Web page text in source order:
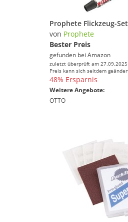
von Prophete
Bester Preis
gefunden bei Amazon
zuletzt überprüft am
Preis kann sich seitdem
48% Ersparnis
Weitere Angebote:
OTTO